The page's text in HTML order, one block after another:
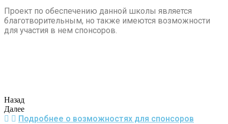
Проект по обеспечению данной школы является
благотворительным, но также имеются возможности
для участия в нем спонсоров.
Назад
Далее
Подробнее о возможностях для спонсоров